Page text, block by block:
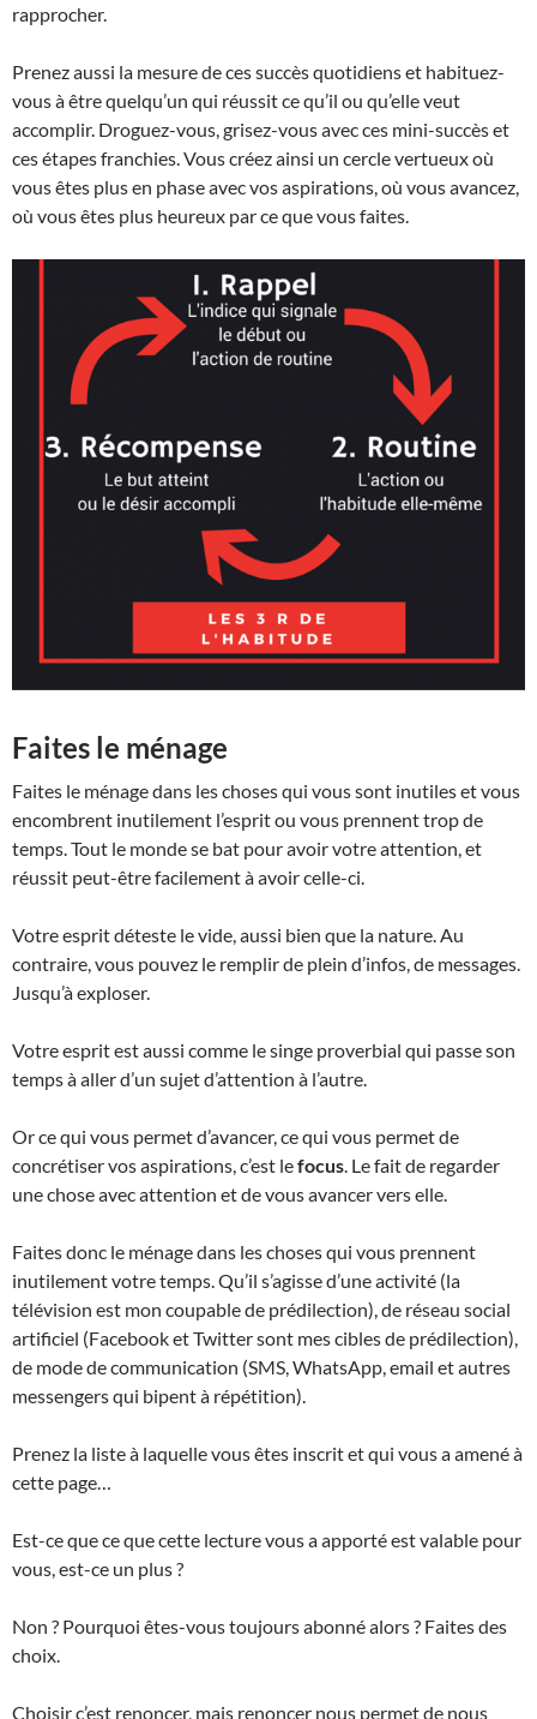
rapprocher.
Prenez aussi la mesure de ces succès quotidiens et habituez-
vous à être quelqu’un qui réussit ce qu’il ou qu’elle veut
accomplir. Droguez-vous, grisez-vous avec ces mini-succès et
ces étapes franchies. Vous créez ainsi un cercle vertueux où
vous êtes plus en phase avec vos aspirations, où vous avancez,
où vous êtes plus heureux par ce que vous faites.
Faites le ménage
Faites le ménage dans les choses qui vous sont inutiles et vous
encombrent inutilement l’esprit ou vous prennent trop de
temps. Tout le monde se bat pour avoir votre attention, et
réussit peut-être facilement à avoir celle-ci.
Votre esprit déteste le vide, aussi bien que la nature. Au
contraire, vous pouvez le remplir de plein d’infos, de messages.
Jusqu’à exploser.
Votre esprit est aussi comme le singe proverbial qui passe son
temps à aller d’un sujet d’attention à l’autre.
Or ce qui vous permet d’avancer, ce qui vous permet de
concrétiser vos aspirations, c’est lefocus . Le fait de regarder
une chose avec attention et de vous avancer vers elle.
Faites donc le ménage dans les choses qui vous prennent
inutilement votre temps. Qu’il s’agisse d’une activité (la
télévision est mon coupable de prédilection), de réseau social
artificiel (Facebook et Twitter sont mes cibles de prédilection),
de mode de communication (SMS, WhatsApp, email et autres
messengers qui bipent à répétition).
Prenez la liste à laquelle vous êtes inscrit et qui vous a amené à
cette page…
Est-ce que ce que cette lecture vous a apporté est valable pour
vous, est-ce un plus ?
Non ? Pourquoi êtes-vous toujours abonné alors ? Faites des
choix.
Choisir c’est renoncer, mais renoncer nous permet de nous